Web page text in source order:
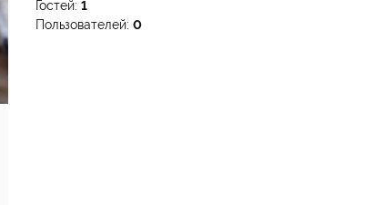
Гостей: 1
Пользователей: 0